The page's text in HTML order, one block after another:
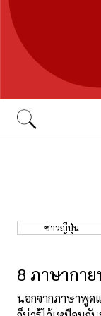
ชาวญี่ปุ่น
8 ภาษากา
นอกจากภาษาพูด